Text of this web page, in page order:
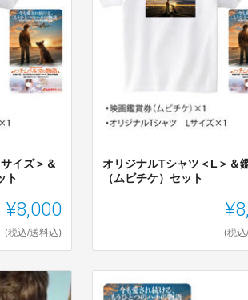
イズ＞＆
ト
¥8,000
(税込/送料込)
オリジナルTシャツ＜L＞＆
（ムビチケ）セット
(税